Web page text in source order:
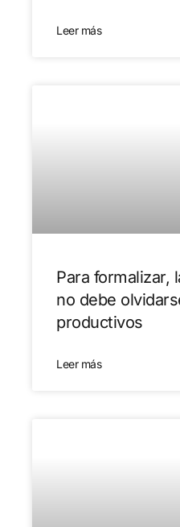
Leer más
Para formalizar,
no debe
productivos
Leer más